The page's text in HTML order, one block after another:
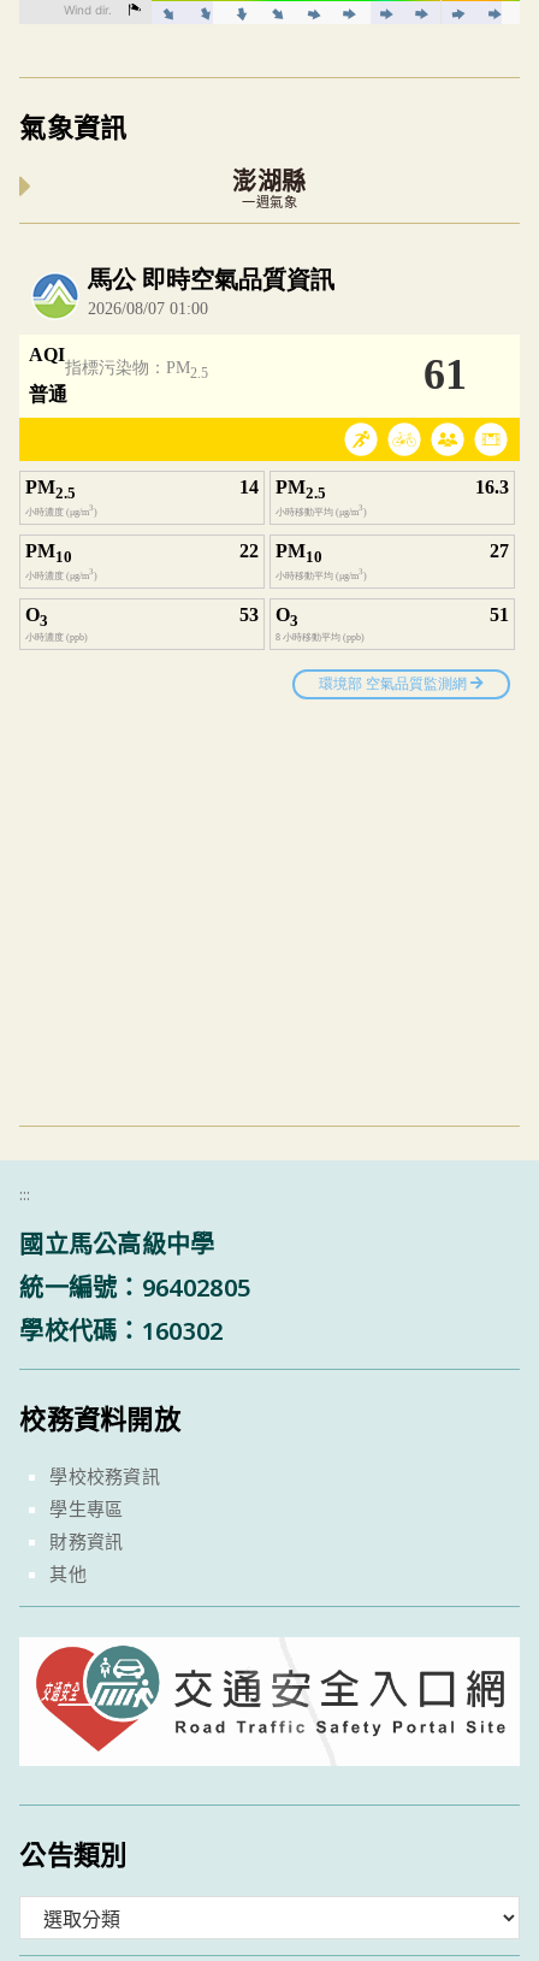
氣象資訊
澎湖縣
一週氣象
內嵌空氣品質小工具為視覺預覽，完整即時空
:::
國立馬公高級中學
統一編號：96402805
學校代碼：160302
校務資料開放
學校校務資訊
學生專區
財務資訊
其他
公告類別